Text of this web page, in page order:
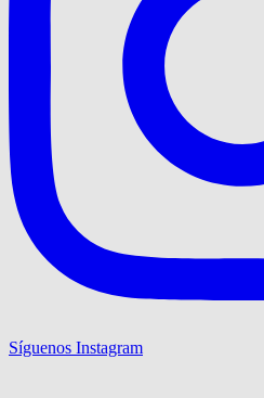
Síguenos Instagram